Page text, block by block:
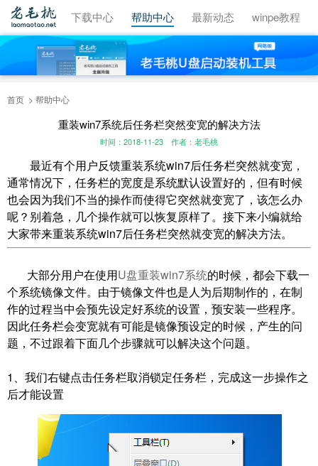
视频教程 下载中心 帮助中心 最新动态 winpe教程
首页 帮助中心
重装win7系统后任务栏突然变宽的解决方法
时间：2018-11-23 作者：老毛桃
最近有个用户反馈重装系统win7后任务栏突然就变宽，
通常情况下，任务栏的宽度是系统默认设置好的，但有时候
也会因为我们不当的操作而使得它突然就变宽了，该怎么办
呢？别着急，几个操作就可以恢复原样了。接下来小编就给
大家带来重装系统win7后任务栏突然就变宽的解决方法。
大部分用户在使用U盘重装win7系统的时候，都会下载一
个系统镜像文件。由于镜像文件也是人为后期制作的，在制
作的过程当中会预先设定好系统的设置，预安装一些程序。
因此任务栏会变宽就有可能是镜像预设定的时候，产生的问
题，不过跟着下面几个步骤就可以解决这个问题。
1、我们右键点击任务栏取消锁定任务栏，完成这一步操作之
后才能设置